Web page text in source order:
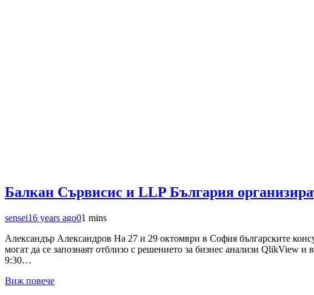
Балкан Сървисис и LLP България
sensei16 years ago01 mins
Александър Александров На 27 и 29 октомври в София българските
могат да се запознаят отблизо с решението за бизнес анализи QlikView
9:30…
Виж повече